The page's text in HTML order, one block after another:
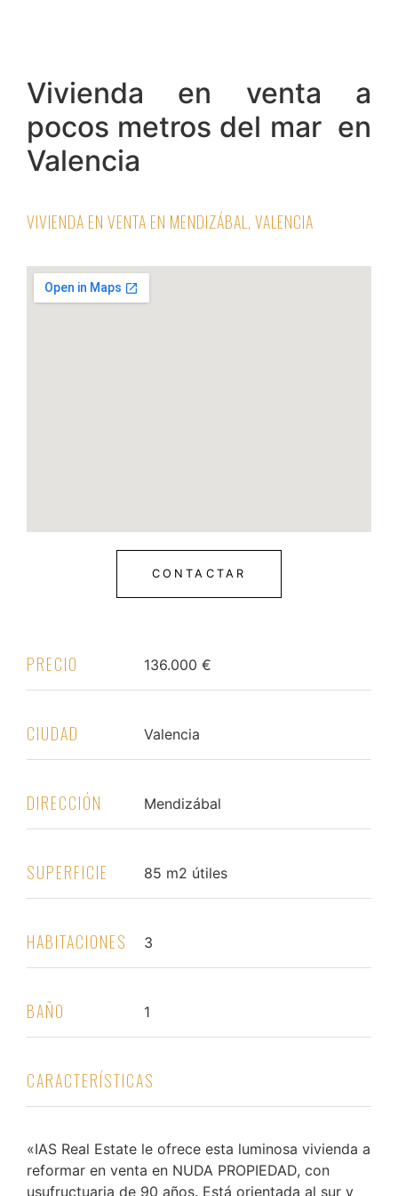
Vivienda en venta a
pocos metros del mar en
Valencia
VIVIENDA EN VENTA EN MENDIZÁBAL, VALENCIA
CONTACTAR
PRECIO 136.000 €
CIUDAD Valencia
DIRECCIÓN Mendizábal
SUPERFICIE 85 m2 útiles
HABITACIONES 3
BAÑO 1
CARACTERÍSTICAS
«IAS Real Estate le ofrece esta luminosa vivienda a
reformar en venta en NUDA PROPIEDAD, con
usufructuaria de 90 años. Está orientada al sur y